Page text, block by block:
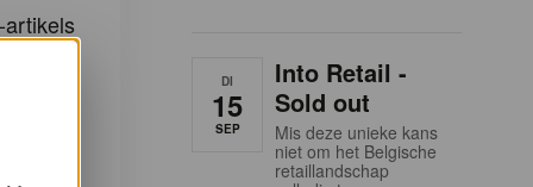
u in te
DI
15
SEP
Into Retail -
Sold out
Mis deze unieke kans
niet om het Belgische
retaillandschap